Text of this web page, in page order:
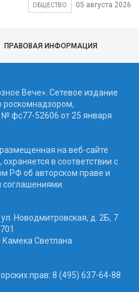
ОБЩЕСТВО 05 августа 2026
ПРАВОВАЯ ИНФОРМАЦИЯ
Вече». Сетевое издание
роскомнадзором,
№ фc77-52606 от 25 января
на веб-сайте
в соответствии с
РФ об авторском праве и
Новодмитровская, д. 2Б, 7
Камека Светлана
прав: 8 (495) 637-64-88